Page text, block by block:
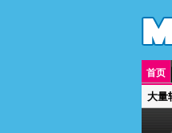
首页
大量